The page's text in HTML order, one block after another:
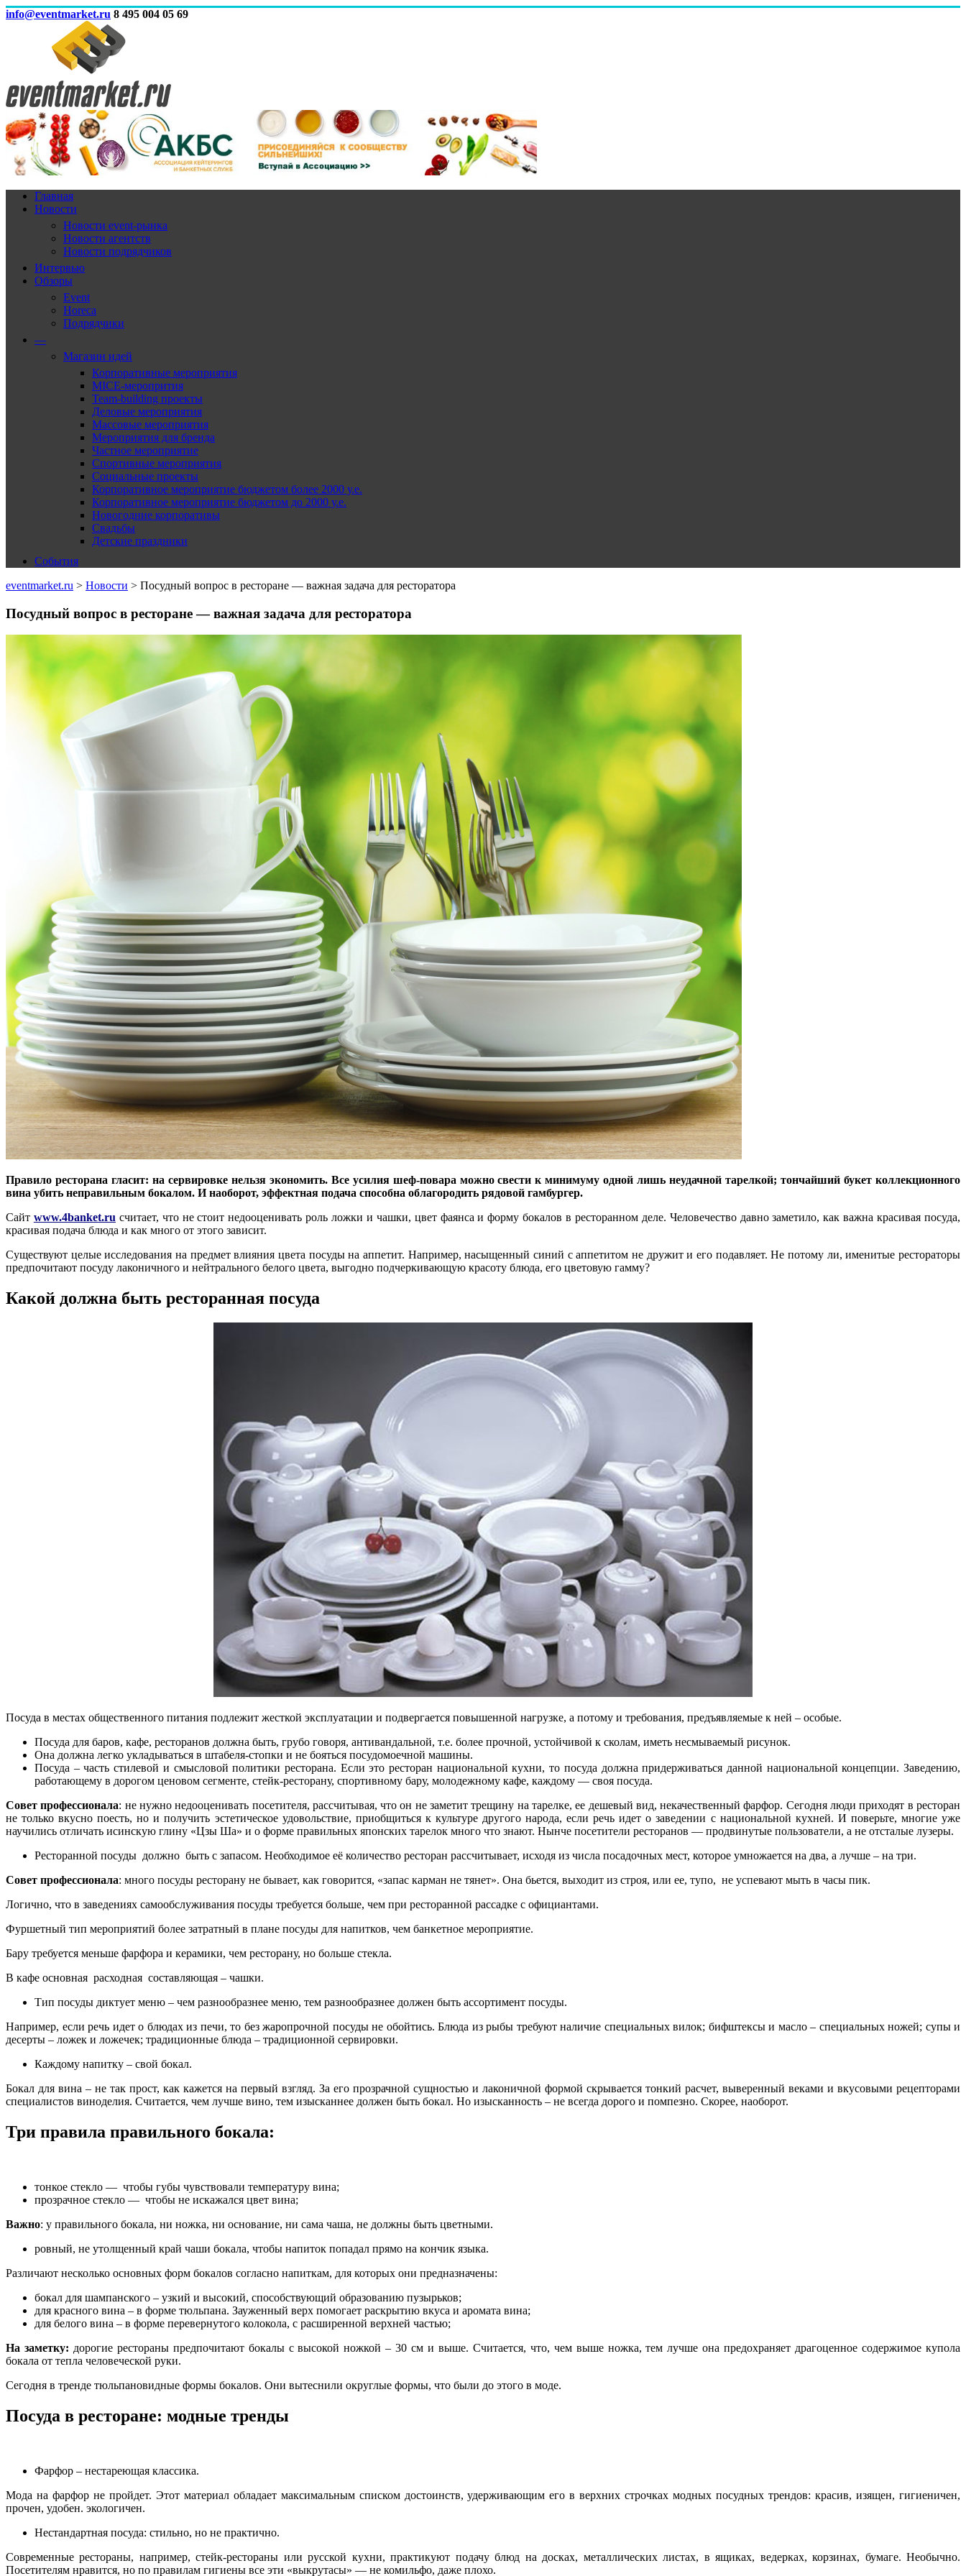
info@eventmarket.ru 8 495 004 05 69
Главная
Новости
Новости event-рынка
Новости агентств
Новости подрядчиков
Интервью
Обзоры
Event
Horeca
Подрядчики
—
Магазин идей
Корпоративные мероприятия
MICE-меропрития
Team-building проекты
Деловые мероприятия
Массовые мероприятия
Мероприятия для бренда
Частное мероприятие
Спортивные мероприятия
Социальные проекты
Корпоративное мероприятие бюджетом более 2000 у.е.
Корпоративное мероприятие бюджетом до 2000 у.е.
Новогодние корпоративы
Свадьбы
Детские праздники
События
eventmarket.ru > Новости > Посудный вопрос в ресторане — важная задача для ресторатора
Посудный вопрос в ресторане — важная задача для ресторатора
Правило ресторана гласит: на сервировке нельзя экономить. Все усилия шеф-повара можно свести к минимуму одной лишь неудачной тарелкой; тончайший букет коллекционного
вина убить неправильным бокалом. И наоборот, эффектная подача способна облагородить рядовой гамбургер.
Сайт www.4banket.ruсчитает, что не стоит недооценивать роль ложки и чашки, цвет фаянса и форму бокалов в ресторанном деле. Человечество давно заметило, как важна красивая посуда,
красивая подача блюда и как много от этого зависит.
Существуют целые исследования на предмет влияния цвета посуды на аппетит. Например, насыщенный синий с аппетитом не дружит и его подавляет. Не потому ли, именитые рестораторы
предпочитают посуду лаконичного и нейтрального белого цвета, выгодно подчеркивающую красоту блюда, его цветовую гамму?
Какой должна быть ресторанная посуда
Посуда в местах общественного питания подлежит жесткой эксплуатации и подвергается повышенной нагрузке, а потому и требования, предъявляемые к ней – особые.
Посуда для баров, кафе, ресторанов должна быть, грубо говоря, антивандальной, т.е. более прочной, устойчивой к сколам, иметь несмываемый рисунок.
Она должна легко укладываться в штабеля-стопки и не бояться посудомоечной машины.
Посуда – часть стилевой и смысловой политики ресторана. Если это ресторан национальной кухни, то посуда должна придерживаться данной национальной концепции. Заведению,
работающему в дорогом ценовом сегменте, стейк-ресторану, спортивному бару, молодежному кафе, каждому — своя посуда.
Совет профессионала: не нужно недооценивать посетителя, рассчитывая, что он не заметит трещину на тарелке, ее дешевый вид, некачественный фарфор. Сегодня люди приходят в ресторан
не только вкусно поесть, но и получить эстетическое удовольствие, приобщиться к культуре другого народа, если речь идет о заведении с национальной кухней. И поверьте, многие уже
научились отличать исинскую глину «Цзы Ша» и о форме правильных японских тарелок много что знают. Нынче посетители ресторанов — продвинутые пользователи, а не отсталые лузеры.
Ресторанной посуды должно быть с запасом. Необходимое её количество ресторан рассчитывает, исходя из числа посадочных мест, которое умножается на два, а лучше – на три.
Совет профессионала: много посуды ресторану не бывает, как говорится, «запас карман не тянет». Она бьется, выходит из строя, или ее, тупо, не успевают мыть в часы пик.
Логично, что в заведениях самообслуживания посуды требуется больше, чем при ресторанной рассадке с официантами.
Фуршетный тип мероприятий более затратный в плане посуды для напитков, чем банкетное мероприятие.
Бару требуется меньше фарфора и керамики, чем ресторану, но больше стекла.
В кафе основная расходная составляющая – чашки.
Тип посуды диктует меню – чем разнообразнее меню, тем разнообразнее должен быть ассортимент посуды.
Например, если речь идет о блюдах из печи, то без жаропрочной посуды не обойтись. Блюда из рыбы требуют наличие специальных вилок; бифштексы и масло – специальных ножей; супы и
десерты – ложек и ложечек; традиционные блюда – традиционной сервировки.
Каждому напитку – свой бокал.
Бокал для вина – не так прост, как кажется на первый взгляд. За его прозрачной сущностью и лаконичной формой скрывается тонкий расчет, выверенный веками и вкусовыми рецепторами
специалистов виноделия. Считается, чем лучше вино, тем изысканнее должен быть бокал. Но изысканность – не всегда дорого и помпезно. Скорее, наоборот.
Три правила правильного бокала:
тонкое стекло — чтобы губы чувствовали температуру вина;
прозрачное стекло — чтобы не искажался цвет вина;
Важно: у правильного бокала, ни ножка, ни основание, ни сама чаша, не должны быть цветными.
ровный, не утолщенный край чаши бокала, чтобы напиток попадал прямо на кончик языка.
Различают несколько основных форм бокалов согласно напиткам, для которых они предназначены:
бокал для шампанского – узкий и высокий, способствующий образованию пузырьков;
для красного вина – в форме тюльпана. Зауженный верх помогает раскрытию вкуса и аромата вина;
для белого вина – в форме перевернутого колокола, с расширенной верхней частью;
На заметку: дорогие рестораны предпочитают бокалы с высокой ножкой – 30 см и выше. Считается, что, чем выше ножка, тем лучше она предохраняет драгоценное содержимое купола
бокала от тепла человеческой руки.
Сегодня в тренде тюльпановидные формы бокалов. Они вытеснили округлые формы, что были до этого в моде.
Посуда в ресторане: модные тренды
Фарфор – нестареющая классика.
Мода на фарфор не пройдет. Этот материал обладает максимальным списком достоинств, удерживающим его в верхних строчках модных посудных трендов: красив, изящен, гигиеничен,
прочен, удобен. экологичен.
Нестандартная посуда: стильно, но не практично.
Современные рестораны, например, стейк-рестораны или русской кухни, практикуют подачу блюд на досках, металлических листах, в ящиках, ведерках, корзинах, бумаге. Необычно.
Посетителям нравится, но по правилам гигиены все эти «выкрутасы» — не комильфо, даже плохо.